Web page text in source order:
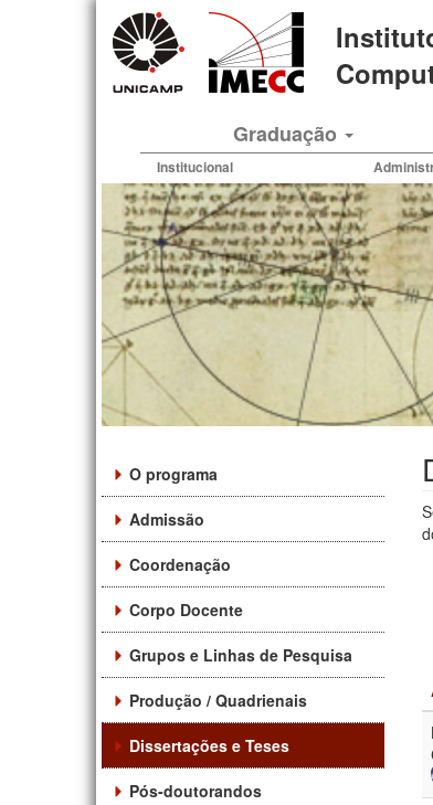
Graduação
Institucional
O programa
Admissão
Coordenação
Corpo Docente
Grupos e Linhas de Pesquisa
Produção / Quadrienais
Dissertações e Teses
Pós-doutorandos